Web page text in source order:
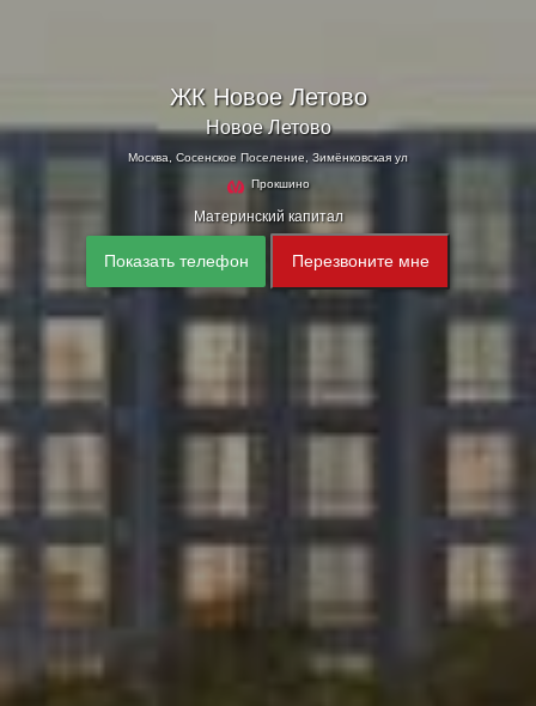
ЖК Новое Летово
Новое Летово
Москва, Сосенское Поселение, Зимёнковская ул
Прокшино
Материнский капитал
Показать телефон Перезвоните мне